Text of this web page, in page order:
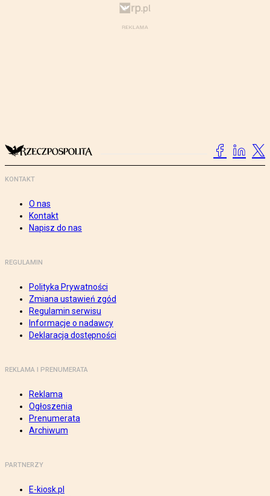
KONTAKT
O nas
Kontakt
Napisz do nas
REGULAMIN
Polityka Prywatności
Zmiana ustawień zgód
Regulamin serwisu
Informacje o nadawcy
Deklaracja dostępności
REKLAMA I PRENUMERATA
Reklama
Ogłoszenia
Prenumerata
Archiwum
PARTNERZY
E-kiosk.pl